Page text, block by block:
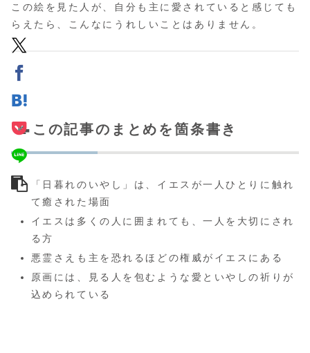
この絵を見た人が、自分も主に愛されていると感じても
らえたら、こんなにうれしいことはありません。
📝この記事のまとめを箇条書き
「日暮れのいやし」は、イエスが一人ひとりに触れ
て癒された場面
イエスは多くの人に囲まれても、一人を大切にされ
る方
悪霊さえも主を恐れるほどの権威がイエスにある
原画には、見る人を包むような愛といやしの祈りが
込められている